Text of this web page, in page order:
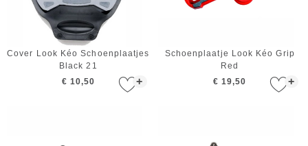
+
Cover Look Kéo Schoenplaatjes
Black 21
€ 10,50
+
Schoenplaatje Look Kéo Grip
Red
€ 19,50